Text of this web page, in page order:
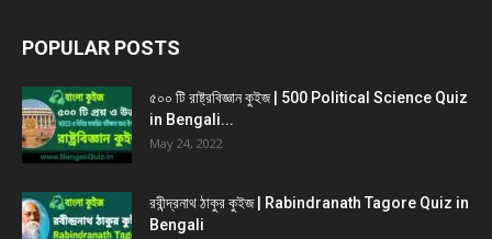
POPULAR POSTS
৫০০ টি রাষ্ট্রবিজ্ঞান কুইজ | 500 Political Science Quiz
in Bengali...
May 24, 2022
রবীন্দ্রনাথ ঠাকুর কুইজ | Rabindranath Tagore Quiz in
Bengali